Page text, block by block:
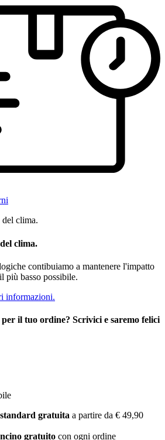
clima.
contibuiamo a mantenere l'impatto
più basso possibile.
informazioni.
il tuo ordine? Scrivici e saremo felici
gratuita a partire da € 49,90
gratuito con ogni ordine